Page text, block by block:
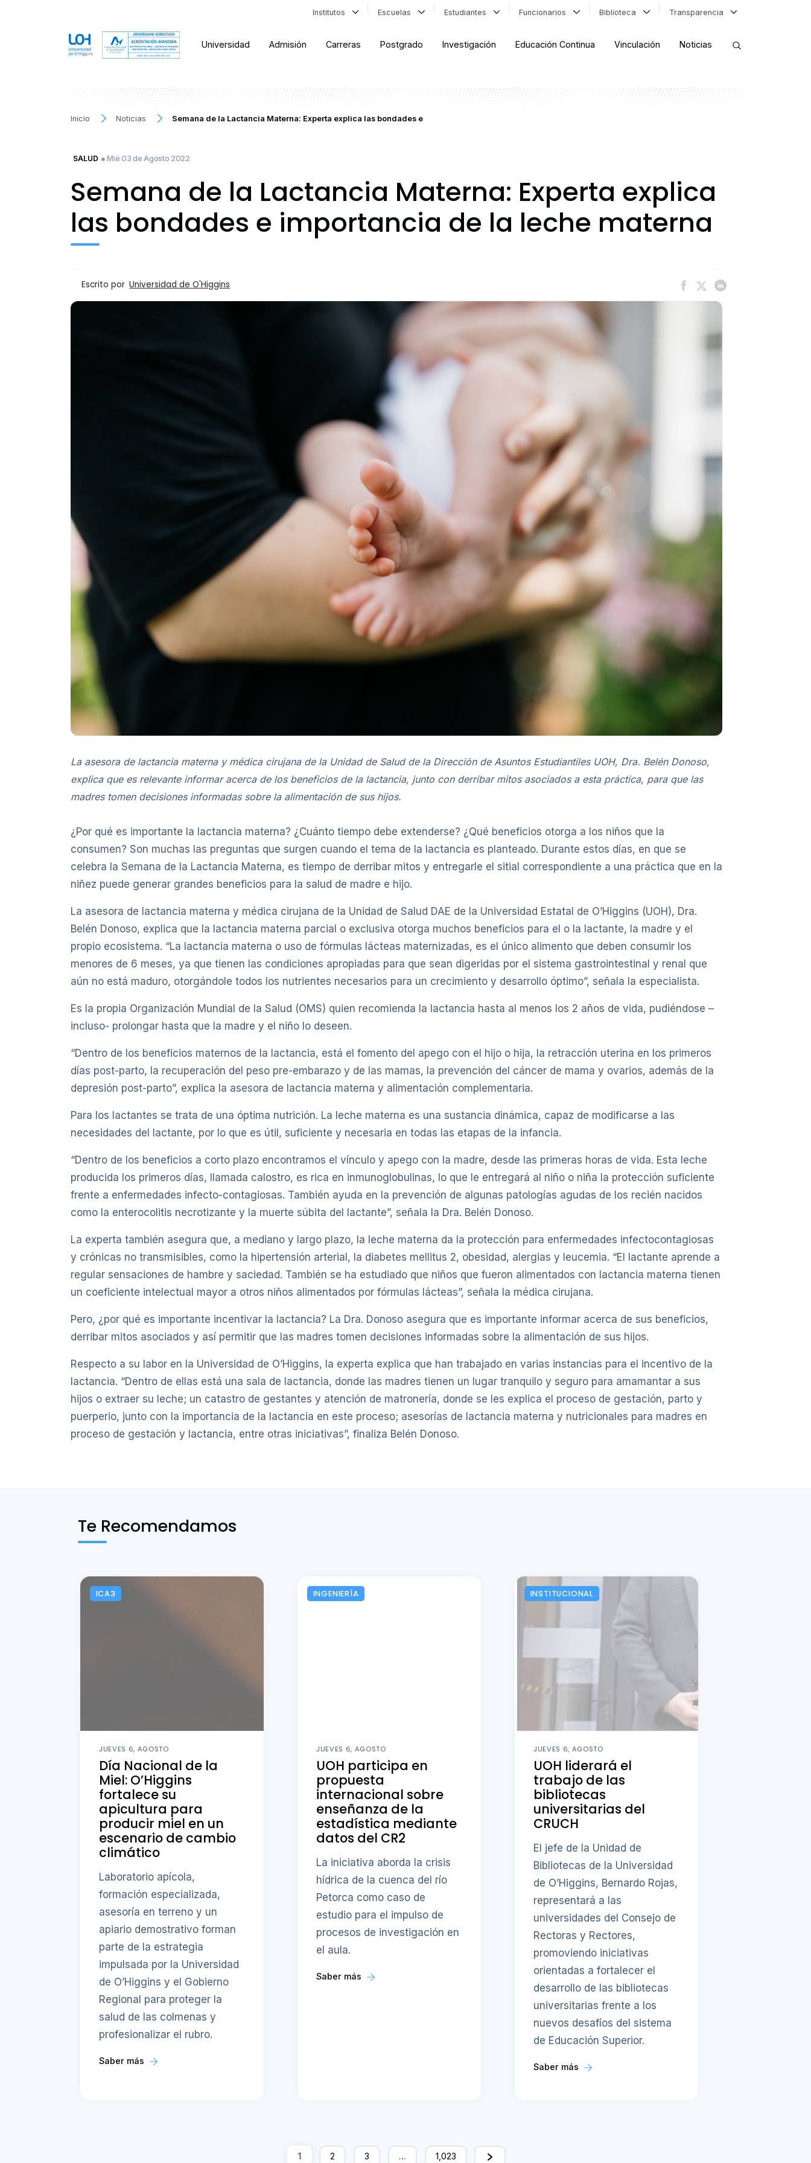
Institutos Escuelas Estudiantes Funcionarios Biblioteca Transparencia
Universidad Admisión Carreras Postgrado Investigación Educación Continua Vinculación Noticias
Inicio Noticias Semana de la Lactancia Materna: Experta explica las bondades e
SALUD ● Mié 03 de Agosto 2022
Semana de la Lactancia Materna: Experta explica
las bondades e importancia de la leche materna
Escrito por Universidad de O'Higgins
La asesora de lactancia materna y médica cirujana de la Unidad de Salud de la Dirección de Asuntos Estudiantiles UOH, Dra. Belén Donoso,
explica que es relevante informar acerca de los beneficios de la lactancia, junto con derribar mitos asociados a esta práctica, para que las
madres tomen decisiones informadas sobre la alimentación de sus hijos.
¿Por qué es importante la lactancia materna? ¿Cuánto tiempo debe extenderse? ¿Qué beneficios otorga a los niños que la
consumen? Son muchas las preguntas que surgen cuando el tema de la lactancia es planteado. Durante estos días, en que se
celebra la Semana de la Lactancia Materna, es tiempo de derribar mitos y entregarle el sitial correspondiente a una práctica que en la
niñez puede generar grandes beneficios para la salud de madre e hijo.
La asesora de lactancia materna y médica cirujana de la Unidad de Salud DAE de la Universidad Estatal de O’Higgins (UOH), Dra.
Belén Donoso, explica que la lactancia materna parcial o exclusiva otorga muchos beneficios para el o la lactante, la madre y el
propio ecosistema. “La lactancia materna o uso de fórmulas lácteas maternizadas, es el único alimento que deben consumir los
menores de 6 meses, ya que tienen las condiciones apropiadas para que sean digeridas por el sistema gastrointestinal y renal que
aún no está maduro, otorgándole todos los nutrientes necesarios para un crecimiento y desarrollo óptimo”, señala la especialista.
Es la propia Organización Mundial de la Salud (OMS) quien recomienda la lactancia hasta al menos los 2 años de vida, pudiéndose –
incluso- prolongar hasta que la madre y el niño lo deseen.
“Dentro de los beneficios maternos de la lactancia, está el fomento del apego con el hijo o hija, la retracción uterina en los primeros
días post-parto, la recuperación del peso pre-embarazo y de las mamas, la prevención del cáncer de mama y ovarios, además de la
depresión post-parto”, explica la asesora de lactancia materna y alimentación complementaria.
Para los lactantes se trata de una óptima nutrición. La leche materna es una sustancia dinámica, capaz de modificarse a las
necesidades del lactante, por lo que es útil, suficiente y necesaria en todas las etapas de la infancia.
“Dentro de los beneficios a corto plazo encontramos el vínculo y apego con la madre, desde las primeras horas de vida. Esta leche
producida los primeros días, llamada calostro, es rica en inmunoglobulinas, lo que le entregará al niño o niña la protección suficiente
frente a enfermedades infecto-contagiosas. También ayuda en la prevención de algunas patologías agudas de los recién nacidos
como la enterocolitis necrotizante y la muerte súbita del lactante”, señala la Dra. Belén Donoso.
La experta también asegura que, a mediano y largo plazo, la leche materna da la protección para enfermedades infectocontagiosas
y crónicas no transmisibles, como la hipertensión arterial, la diabetes mellitus 2, obesidad, alergias y leucemia. “El lactante aprende a
regular sensaciones de hambre y saciedad. También se ha estudiado que niños que fueron alimentados con lactancia materna tienen
un coeficiente intelectual mayor a otros niños alimentados por fórmulas lácteas”, señala la médica cirujana.
Pero, ¿por qué es importante incentivar la lactancia? La Dra. Donoso asegura que es importante informar acerca de sus beneficios,
derribar mitos asociados y así permitir que las madres tomen decisiones informadas sobre la alimentación de sus hijos.
Respecto a su labor en la Universidad de O’Higgins, la experta explica que han trabajado en varias instancias para el incentivo de la
lactancia. “Dentro de ellas está una sala de lactancia, donde las madres tienen un lugar tranquilo y seguro para amamantar a sus
hijos o extraer su leche; un catastro de gestantes y atención de matronería, donde se les explica el proceso de gestación, parto y
puerperio, junto con la importancia de la lactancia en este proceso; asesorías de lactancia materna y nutricionales para madres en
proceso de gestación y lactancia, entre otras iniciativas”, finaliza Belén Donoso.
Te Recomendamos
ICA3
JUEVES 6, AGOSTO
Día Nacional de la
Miel: O’Higgins
fortalece su
apicultura para
producir miel en un
escenario de cambio
climático
Laboratorio apícola,
formación especializada,
asesoría en terreno y un
apiario demostrativo forman
parte de la estrategia
impulsada por la Universidad
de O’Higgins y el Gobierno
Regional para proteger la
salud de las colmenas y
profesionalizar el rubro.
Saber más
INGENIERÍA
JUEVES 6, AGOSTO
UOH participa en
propuesta
internacional sobre
enseñanza de la
estadística mediante
datos del CR2
La iniciativa aborda la crisis
hídrica de la cuenca del río
Petorca como caso de
estudio para el impulso de
procesos de investigación en
el aula.
Saber más
INSTITUCIONAL
JUEVES 6, AGOSTO
UOH liderará el
trabajo de las
bibliotecas
universitarias del
CRUCH
El jefe de la Unidad de
Bibliotecas de la Universidad
de O’Higgins, Bernardo Rojas,
representará a las
universidades del Consejo de
Rectoras y Rectores,
promoviendo iniciativas
orientadas a fortalecer el
desarrollo de las bibliotecas
universitarias frente a los
nuevos desafíos del sistema
de Educación Superior.
Saber más
1 2 3 … 1,023